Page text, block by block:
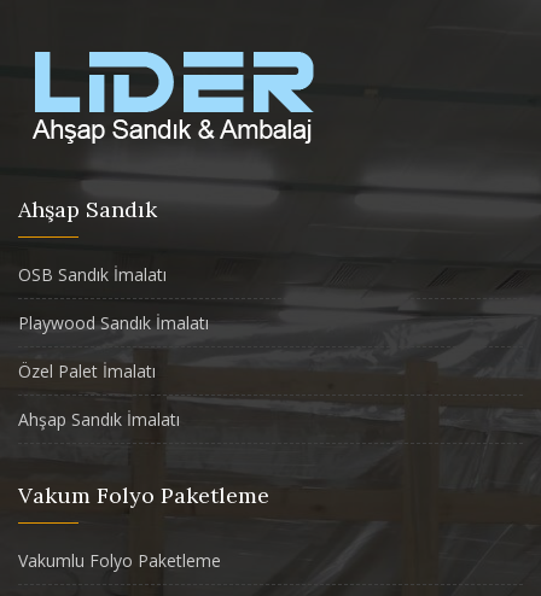
Ahşap Sandık
OSB Sandık İmalatı
Playwood Sandık İmalatı
Özel Palet İmalatı
Ahşap Sandık İmalatı
Vakum Folyo Paketleme
Vakumlu Folyo Paketleme